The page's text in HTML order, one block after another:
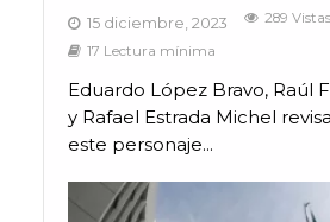
15 diciembre, 2023
289 Vistas
17 Lectura mínima
Eduardo López Bravo, Raúl
y Rafael Estrada Michel
este personaje...